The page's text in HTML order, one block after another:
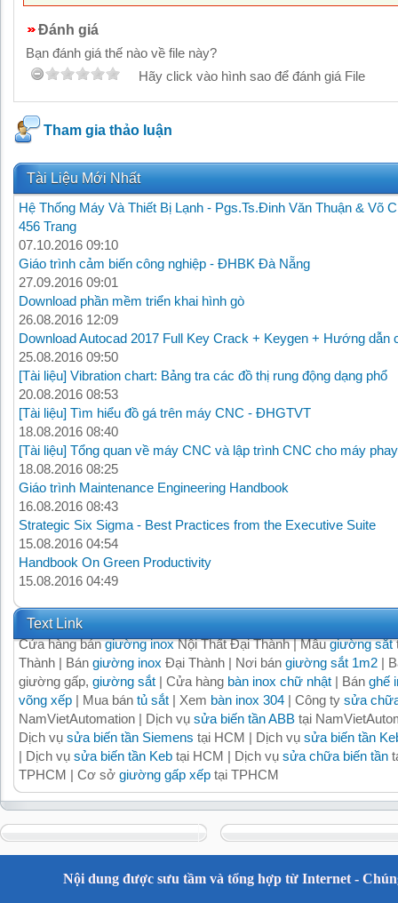
Đánh giá
Bạn đánh giá thế nào về file này?
Hãy click vào hình sao để đánh giá File
Tham gia thảo luận
Tài Liệu Mới Nhất
Hệ Thống Máy Và Thiết Bị Lạnh - Pgs.Ts.Đinh Văn Thuận & Võ
456 Trang
07.10.2016 09:10
Giáo trình cảm biến công nghiệp - ĐHBK Đà Nẵng
27.09.2016 09:01
Download phần mềm triển khai hình gò
26.08.2016 12:09
Download Autocad 2017 Full Key Crack + Keygen + Hướng dẫn
25.08.2016 09:50
[Tài liệu] Vibration chart: Bảng tra các đồ thị rung động dạng phổ
20.08.2016 08:53
[Tài liệu] Tìm hiểu đồ gá trên máy CNC - ĐHGTVT
18.08.2016 08:40
[Tài liệu] Tổng quan về máy CNC và lập trình CNC cho máy
18.08.2016 08:25
Giáo trình Maintenance Engineering Handbook
16.08.2016 08:43
Strategic Six Sigma - Best Practices from the Executive Suite
15.08.2016 04:54
Handbook On Green Productivity
15.08.2016 04:49
Text Link
Cửa hàng bángiường inoxNội Thất Đại Thành | Mẫugiường sắt
Thành | Bán giường inox Đại Thành | Nơi bán giường sắt 1m2 |
giường gấp, giường sắt | Cửa hàng bàn inox chữ nhật | Bán ghế
võng xếp | Mua bán tủ sắt | Xem bàn inox 304 | Công ty sửa
NamVietAutomation | Dịch vụ sửa biến tần ABB tại
Dịch vụ sửa biến tần Siemens tại HCM | Dịch vụ sửa biến tần
| Dịch vụ sửa biến tần Keb tại HCM | Dịch vụ sửa chữa biến tần
TPHCM | Cơ sở giường gấp xếp tại TPHCM
Nội dung được sưu tầm và tổng hợp từ Internet -